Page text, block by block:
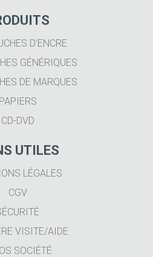
D'ENCRE
GÉNÉRIQUES
DE MARQUES
PAPIERS
CD-DVD
UTILES
LÉGALES
CGV
VISITE/AIDE
SOCIÉTÉ